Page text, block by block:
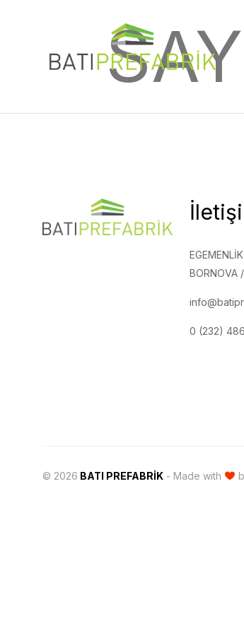
BORNOVA
0 (232)
© 2026 BATI PREFABRIK - Made with